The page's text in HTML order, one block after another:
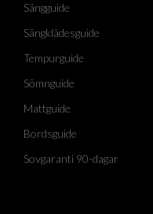
Sängguide
Sängklädesguide
Tempurguide
Sömnguide
Mattguide
Bordsguide
Sovgaranti 90-dagar